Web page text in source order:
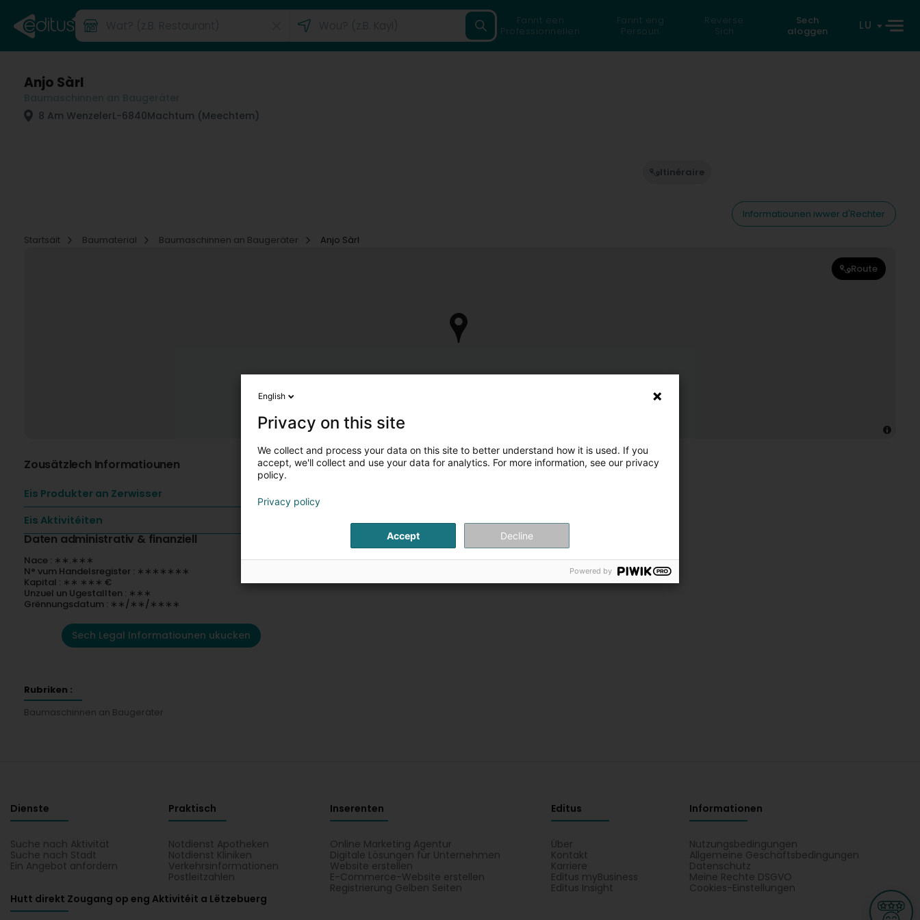
Fannt een
Professionnellen
Fannt eng
Persoun
Reverse
Sich
Sech
aloggen
LU
Anjo Sàrl
8 Am WenzelerL-6840Machtum (Meechtem)
Itinéraire
Informatiounen iwwer d'Rechter
Startsäit
Baumaterial Baumaschinnen an Baugeräter Anjo Sàrl
Route
Zousätzlech Informatiounen
Eis Produkter an Zerwisser
Eis Aktivitéiten
Daten administrativ & finanziell
Nace : ∗∗.∗∗∗
N° vum Handelsregister : ∗∗∗∗∗∗∗
Kapital : ∗∗ ∗∗∗ €
Unzuel un Ugestallten : ∗∗∗
Grënnungsdatum : ∗∗/∗∗/∗∗∗∗
Sech Legal Informatiounen ukucken
Rubriken :
Baumaschinnen an Baugeräter
Dienste
Suche nach Aktivität
Suche nach Stadt
Ein Angebot anfordern
Praktisch
Notdienst Apotheken
Notdienst Kliniken
Verkehrsinformationen
Postleitzahlen
Inserenten
Online Marketing Agentur
Digitale Lösungen für Unternehmen
Website erstellen
E-Commerce-Website erstellen
Registrierung Gelben Seiten
Editus
Über
Kontakt
Karriere
Editus myBusiness
Editus Insight
Informationen
Nutzungsbedingungen
Allgemeine Geschäftsbedingungen
Datenschutz
Meine Rechte DSGVO
Cookies-Einstellungen
Hutt direkt Zougang op eng Aktivitéit a Lëtzebuerg
English
Privacy on this site
We collect and process your data on this site to better understand how it is used. If you
accept, we'll collect and use your data for analytics. For more information, see our privacy
policy.
Privacy policy
Accept Decline
Powered by